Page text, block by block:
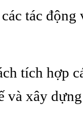
tác động
tích hợp
và xây